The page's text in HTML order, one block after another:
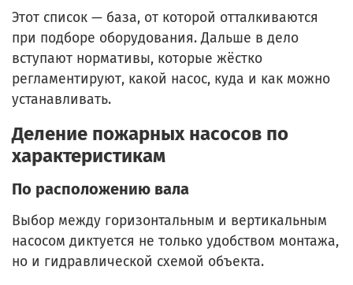
Этот список — база, от которой отталкиваются
при подборе оборудования. Дальше в дело
вступают нормативы, которые жёстко
регламентируют, какой насос, куда и как можно
устанавливать.
Деление пожарных насосов по
характеристикам
По расположению вала
Выбор между горизонтальным и вертикальным
насосом диктуется не только удобством монтажа,
но и гидравлической схемой объекта.